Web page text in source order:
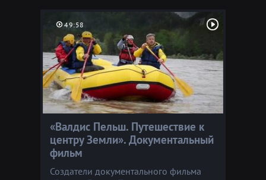
49:58
«Валдис Пельш. Путешествие к
центру Земли». Документальный
фильм
Создатели документального фильма